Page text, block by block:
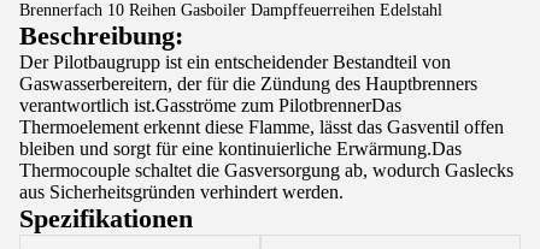
Brennerfach 10 Reihen Gasboiler Dampffeuerreihen Edelstahl
Beschreibung:
Der Pilotbaugrupp ist ein entscheidender Bestandteil von
Gaswasserbereitern, der für die Zündung des Hauptbrenners
verantwortlich ist.Gasströme zum PilotbrennerDas
Thermoelement erkennt diese Flamme, lässt das Gasventil offen
bleiben und sorgt für eine kontinuierliche Erwärmung.Das
Thermocouple schaltet die Gasversorgung ab, wodurch Gaslecks
aus Sicherheitsgründen verhindert werden.
Spezifikationen